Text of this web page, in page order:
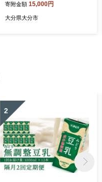
びき フランクフルト ソーセ
ージ チーズ入り セット 極太
寄附金額 15,000円
大分県大分市
2